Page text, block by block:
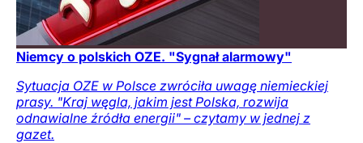
Niemcy o polskich OZE. "Sygnał alarmowy"
Sytuacja OZE w Polsce zwróciła uwagę niemieckiej
prasy. "Kraj węgla, jakim jest Polska, rozwija
odnawialne źródła energii" – czytamy w jednej z
gazet.